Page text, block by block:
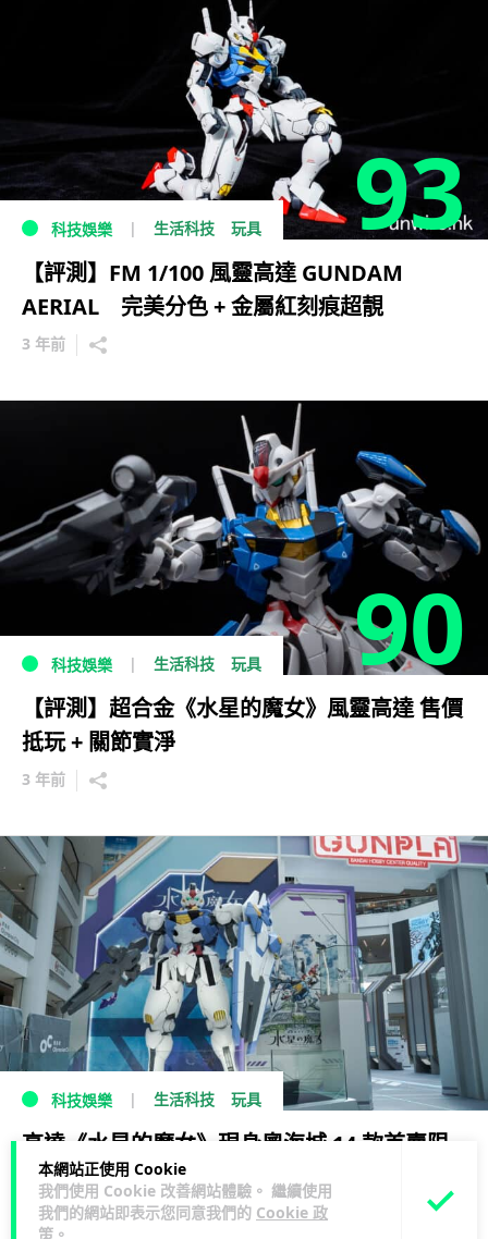
本網站正使用 Cookie
我們使用 Cookie 改善網站體驗。 繼續使用
我們的網站即表示您同意我們的 Cookie 政
策 。
93
科技娛樂 生活科技 玩具
【評測】FM 1/100 風靈高達 GUNDAM
AERIAL 完美分色 + 金屬紅刻痕超靚
3 年前
90
科技娛樂 生活科技 玩具
【評測】超合金《水星的魔女》風靈高達 售價
抵玩 + 關節實淨
3 年前
科技娛樂 生活科技 玩具
高達《水星的魔女》現身奧海城 14 款首賣限
定版高達 + 「風靈高達」1.7 米立像打卡位
4 年前